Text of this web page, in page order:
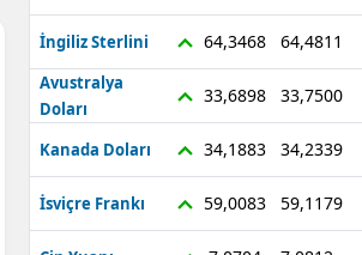
İngiliz Sterlini 64,3468 64,4811
Avustralya
Doları
33,6898 33,7500
Kanada Doları 34,1883 34,2339
İsviçre Frankı 59,0083 59,1179